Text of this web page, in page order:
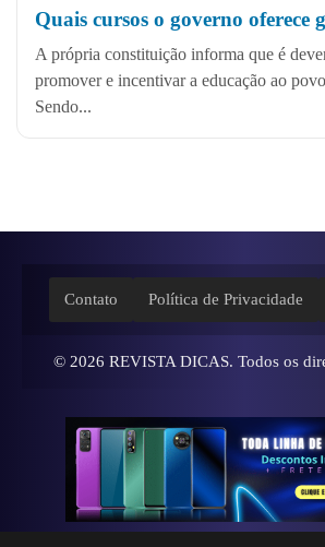
Quais cursos o governo oferece
A própria constituição informa que é
promover e incentivar a educação ao
Sendo...
Contato Política de Privacidade
© 2026 REVISTA DICAS. Todos os